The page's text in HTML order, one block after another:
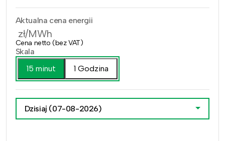
Aktualna cena energii
zł/MWh
Cena netto (bez VAT)
Skala
15 minut
1 Godzina
Dzisiaj (07-08-2026)